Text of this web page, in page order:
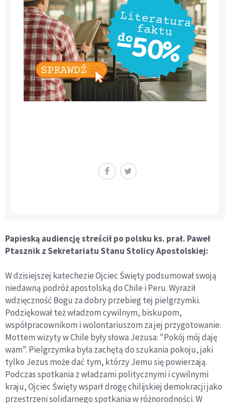
Papieską audiencję streścił po polsku ks. prał. Paweł
Ptasznik z Sekretariatu Stanu Stolicy Apostolskiej:
W dzisiejszej katechezie Ojciec Święty podsumował swoją
niedawną podróż apostolską do Chile i Peru. Wyraził
wdzięczność Bogu za dobry przebieg tej pielgrzymki.
Podziękował też władzom cywilnym, biskupom,
współpracownikom i wolontariuszom za jej przygotowanie.
Mottem wizyty w Chile były słowa Jezusa: "Pokój mój daję
wam". Pielgrzymka była zachętą do szukania pokoju, jaki
tylko Jezus może dać tym, którzy Jemu się powierzają.
Podczas spotkania z władzami politycznymi i cywilnymi
kraju, Ojciec Święty wsparł drogę chilijskiej demokracji jako
przestrzeni solidarnego spotkania w różnorodności. W